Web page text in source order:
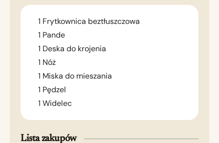
1 Frytkownica beztłuszczowa
1 Pande
1 Deska do krojenia
1 Nóż
1 Miska do mieszania
1 Pędzel
1 Widelec
Lista zakupów